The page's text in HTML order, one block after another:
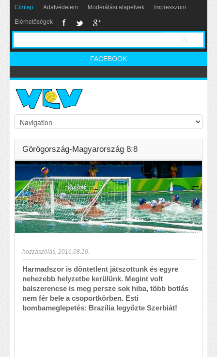
Címlap Adatvédelem Moderálási alapelvek Impresszum
Elérhetőségek
FACEBOOK
Görögország-Magyarország 8:8
hozzászólás 2016.08.10.
Harmadszor is döntetlent játszottunk és egyre
nehezebb helyzetbe kerülünk. Megint volt
balszerencse is meg persze sok hiba, több botlás
nem fér bele a csoportkörben. Esti
bombameglepetés: Brazília legyőzte Szerbiát!